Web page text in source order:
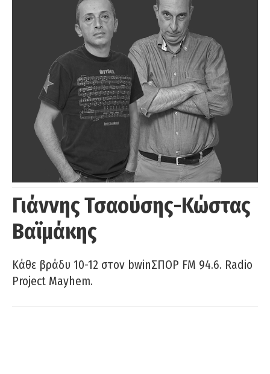
Γιάννης Τσαούσης-Κώστας
Βαϊμάκης
Κάθε βράδυ 10-12 στον bwinΣΠΟΡ FM 94.6. Radio
Project Mayhem.